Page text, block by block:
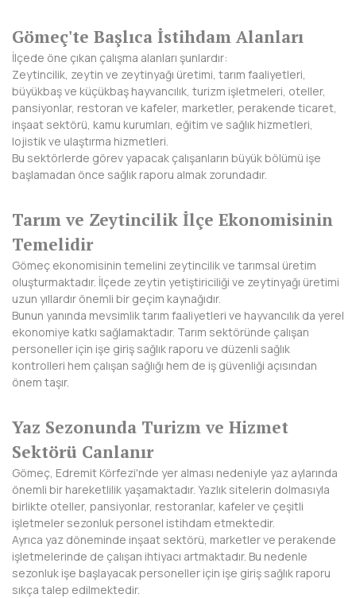
ELAZIĞ
ERZİNCAN
ERZURUM
ESKİŞEHİR
GİRESUN
GÜMÜŞHANE
HAKKARİ
HATAY
IĞDIR
ISPARTA
KAHRAMANMARAŞ
KARABÜK
KARAMAN
KARS
KASTAMONU
KAYSERİ
Gömeç'te Başlıca İstihdam Alanları
İlçede öne çıkan çalışma alanları şunlardır:
Zeytincilik, zeytin ve zeytinyağı üretimi, tarım faaliyetleri,
büyükbaş ve küçükbaş hayvancılık, turizm işletmeleri, oteller,
pansiyonlar, restoran ve kafeler, marketler, perakende ticaret,
inşaat sektörü, kamu kurumları, eğitim ve sağlık hizmetleri,
lojistik ve ulaştırma hizmetleri.
Bu sektörlerde görev yapacak çalışanların büyük bölümü işe
başlamadan önce sağlık raporu almak zorundadır.
Tarım ve Zeytincilik İlçe Ekonomisinin
Temelidir
Gömeç ekonomisinin temelini zeytincilik ve tarımsal üretim
oluşturmaktadır. İlçede zeytin yetiştiriciliği ve zeytinyağı üretimi
uzun yıllardır önemli bir geçim kaynağıdır.
Bunun yanında mevsimlik tarım faaliyetleri ve hayvancılık da yerel
ekonomiye katkı sağlamaktadır. Tarım sektöründe çalışan
personeller için işe giriş sağlık raporu ve düzenli sağlık
kontrolleri hem çalışan sağlığı hem de iş güvenliği açısından
önem taşır.
Yaz Sezonunda Turizm ve Hizmet
Sektörü Canlanır
Gömeç, Edremit Körfezi'nde yer alması nedeniyle yaz aylarında
önemli bir hareketlilik yaşamaktadır. Yazlık sitelerin dolmasıyla
birlikte oteller, pansiyonlar, restoranlar, kafeler ve çeşitli
işletmeler sezonluk personel istihdam etmektedir.
Ayrıca yaz döneminde inşaat sektörü, marketler ve perakende
işletmelerinde de çalışan ihtiyacı artmaktadır. Bu nedenle
sezonluk işe başlayacak personeller için işe giriş sağlık raporu
sıkça talep edilmektedir.